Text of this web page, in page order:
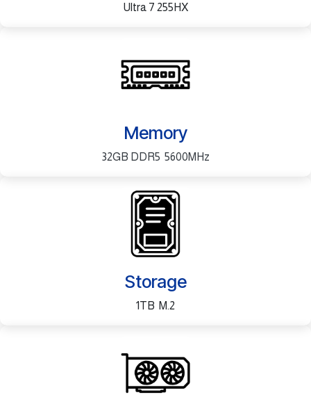
Ultra 7 255HX
Memory
32GB DDR5 5600MHz
Storage
1TB M.2